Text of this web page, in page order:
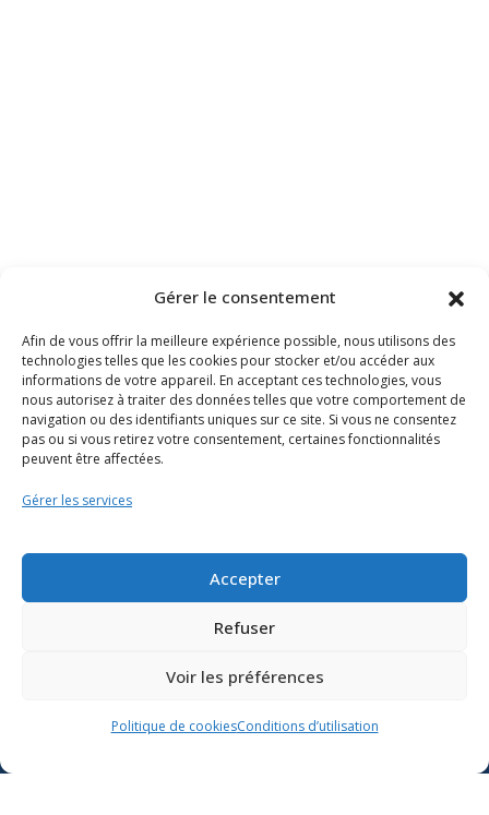
Gérer le consentement
Afin de vous offrir la meilleure expérience possible, nous utilisons des
technologies telles que les cookies pour stocker et/ou accéder aux
informations de votre appareil. En acceptant ces technologies, vous
nous autorisez à traiter des données telles que votre comportement de
navigation ou des identifiants uniques sur ce site. Si vous ne consentez
pas ou si vous retirez votre consentement, certaines fonctionnalités
peuvent être affectées.
Gérer les services
Accepter
Refuser
Voir les préférences
Politique de cookiesConditions d’utilisation
Soutien scolaire
Formation
ministère de l’Éducation sur